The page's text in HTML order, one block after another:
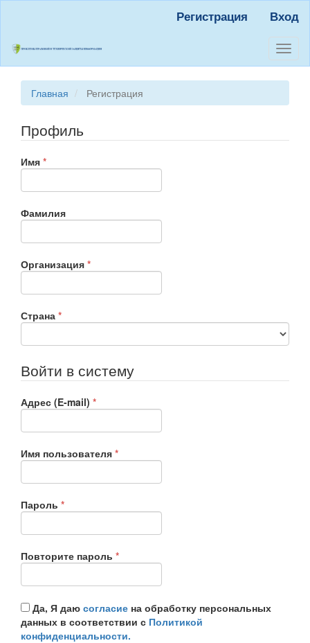
содержанию
навигация
Основное
Боковая
панель
Регистрация Вход
Главная Регистрация
Профиль
Имя *Обязательно
Фамилия
Организация *Обязательно
Страна *Обязательно
Войти в систему
Адрес (E-mail) *Обязательно
Имя пользователя *Обязательно
Пароль *Обязательно
Повторите пароль *Обязательно
Да, Я даю согласие на обработку персональных
данных в соответствии с Политикой
конфиденциальности.